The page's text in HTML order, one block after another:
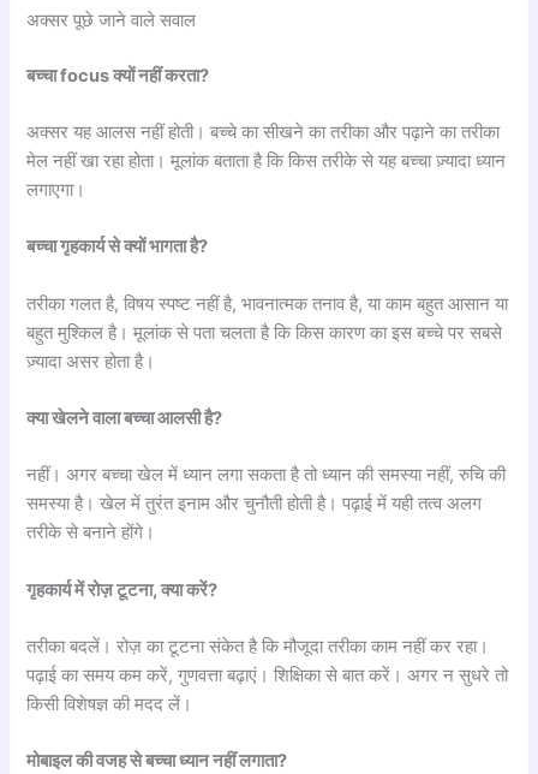
अक्सर पूछे जाने वाले सवाल
बच्चा focus क्यों नहीं करता?
अक्सर यह आलस नहीं होती। बच्चे का सीखने का तरीका और पढ़ाने का तरीका
मेल नहीं खा रहा होता। मूलांक बताता है कि किस तरीके से यह बच्चा ज़्यादा ध्यान
लगाएगा।
बच्चा गृहकार्य से क्यों भागता है?
तरीका गलत है, विषय स्पष्ट नहीं है, भावनात्मक तनाव है, या काम बहुत आसान या
बहुत मुश्किल है। मूलांक से पता चलता है कि किस कारण का इस बच्चे पर सबसे
ज़्यादा असर होता है।
क्या खेलने वाला बच्चा आलसी है?
नहीं। अगर बच्चा खेल में ध्यान लगा सकता है तो ध्यान की समस्या नहीं, रुचि की
समस्या है। खेल में तुरंत इनाम और चुनौती होती है। पढ़ाई में यही तत्व अलग
तरीके से बनाने होंगे।
गृहकार्य में रोज़ टूटना, क्या करें?
तरीका बदलें। रोज़ का टूटना संकेत है कि मौजूदा तरीका काम नहीं कर रहा।
पढ़ाई का समय कम करें, गुणवत्ता बढ़ाएं। शिक्षिका से बात करें। अगर न सुधरे तो
किसी विशेषज्ञ की मदद लें।
मोबाइल की वजह से बच्चा ध्यान नहीं लगाता?